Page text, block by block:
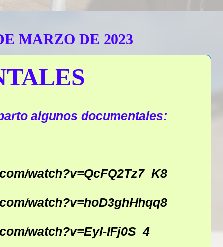
MARZO DE 2023
algunos documentales:
watch?v=QcFQ2Tz7_K8
watch?v=hoD3ghHhqq8
watch?v=EyI-IFj0S_4